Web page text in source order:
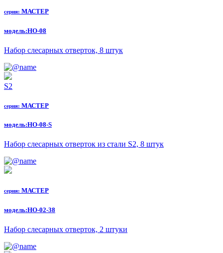
серия: МАСТЕР
модель:НО-08
Набор слесарных отверток, 8 штук
S2
серия: МАСТЕР
модель:НО-08-S
Набор слесарных отверток из стали S2, 8 штук
серия: МАСТЕР
модель:НО-02-38
Набор слесарных отверток, 2 штуки